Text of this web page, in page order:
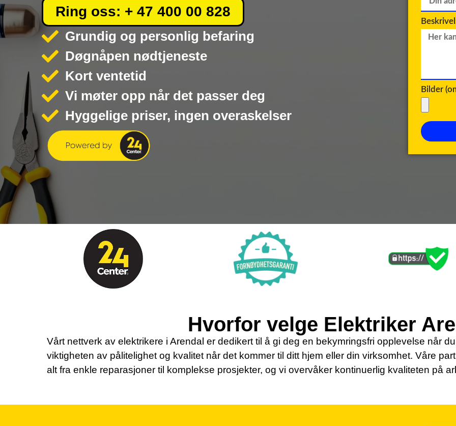
Ring oss: + 47 400 00 828
Grundig og personlig befaring
Døgnåpen nødtjeneste
Kort ventetid
Vi møter opp når det passer deg
Hyggelige priser, ingen overaskelser
Bilder
Hvorfor velge Elektriker
Vårt nettverk av elektrikere i Arendal er dedikert til å gi deg en bekymringsfri opplevelse når
viktigheten av pålitelighet og kvalitet når det kommer til ditt hjem eller din virksomhet. Våre
alt fra enkle reparasjoner til komplekse prosjekter, og vi overvåker kontinuerlig kvaliteten på